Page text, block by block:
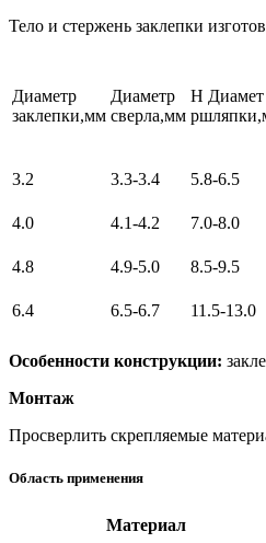
Тело и стержень заклепки
Диаметр
заклепки,мм
Диаметр
сверла,мм
Н Диамет
3.2
3.3-3.4 5.8-6.5
4.0
4.1-4.2 7.0-8.0
4.8
4.9-5.0 8.5-9.5
6.4
6.5-6.7 11.5-13.0
Особенности конструкции:
Монтаж
Просверлить скрепляемые
Область применения
Материал